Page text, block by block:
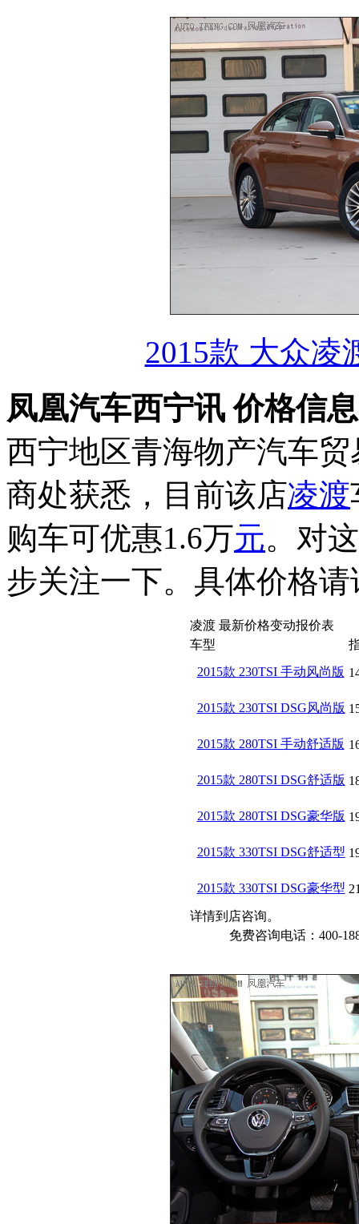
2015款 大众凌
凤凰汽车西宁讯 价格信
西宁地区青海物产汽车
商处获悉，目前该店凌渡
购车可优惠1.6万元。对
步关注一下。具体价格
凌渡 最新价格变动报价表
车型
2015款 230TSI 手动风尚版
2015款 230TSI DSG风尚版
2015款 280TSI 手动舒适版
2015款 280TSI DSG舒适版
2015款 280TSI DSG豪华版
2015款 330TSI DSG舒适型
2015款 330TSI DSG豪华型
详情到店咨询。
免费咨询电话：400-